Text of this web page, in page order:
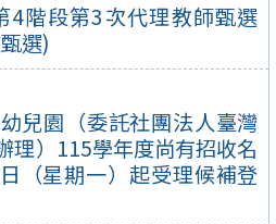
4階段第3次代理教師甄選
選)
兒園（委託社團法人臺灣
理）115學年度尚有招收名
（星期一）起受理候補登